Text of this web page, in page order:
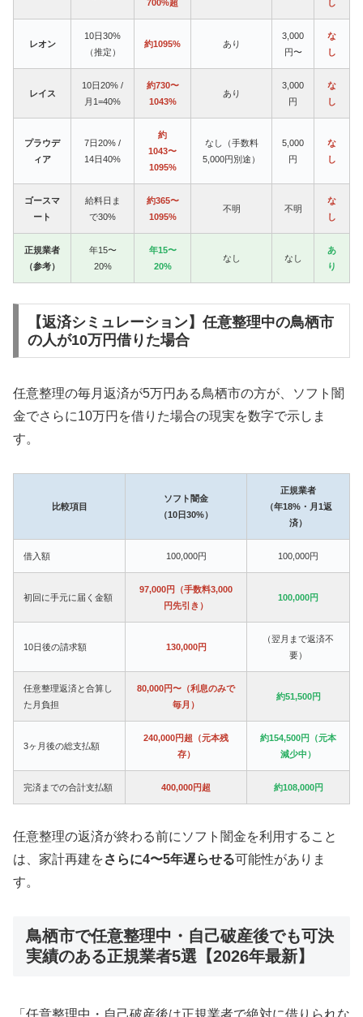
700%超
し
レオン
10日30%
（推定）
約1095% あり
3,000
円〜
な
し
レイス
10日20% /
月1=40%
約730〜
1043%
あり
3,000
円
な
し
プラウデ
ィア
7日20% /
14日40%
約
1043〜
1095%
なし（手数料
5,000円別途）
5,000
円
な
し
ゴースマ
ート
給料日ま
で30%
約365〜
1095%
不明 不明
な
し
正規業者
（参考）
年15〜
20%
年15〜
20%
なし なし
あ
り
【返済シミュレーション】任意整理中の鳥栖市
の人が10万円借りた場合
任意整理の毎月返済が5万円ある鳥栖市の方が、ソフト闇
金でさらに10万円を借りた場合の現実を数字で示しま
す。
比較項目
ソフト闇金
（10日30%）
正規業者
（年18%・月1返
済）
借入額 100,000円 100,000円
初回に手元に届く金額
97,000円（手数料3,000
円先引き）
100,000円
10日後の請求額 130,000円
（翌月まで返済不
要）
任意整理返済と合算し
た月負担
80,000円〜（利息のみで
毎月）
約51,500円
3ヶ月後の総支払額
240,000円超（元本残
存）
約154,500円（元本
減少中）
完済までの合計支払額 400,000円超 約108,000円
任意整理の返済が終わる前にソフト闇金を利用すること
は、家計再建をさらに4〜5年遅らせる可能性がありま
す。
鳥栖市で任意整理中・自己破産後でも可決
実績のある正規業者5選【2026年最新】
「任意整理中・自己破産後は正規業者で絶対に借りられな